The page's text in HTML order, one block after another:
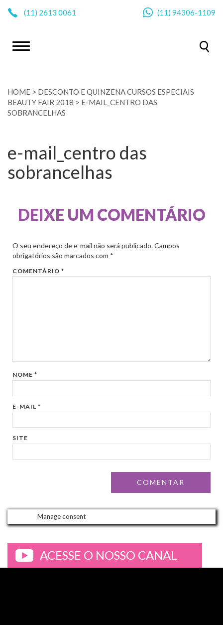
(11) 2613 0061 (11) 94306-1109
HOME > DESCONTO E QUINZENA CURSOS ESPECIAIS
BEAUTY FAIR 2018 > E-MAIL_CENTRO DAS
SOBRANCELHAS
e-mail_centro das
sobrancelhas
DEIXE UM COMENTÁRIO
O seu endereço de e-mail não será publicado. Campos
obrigatórios são marcados com *
COMENTÁRIO*
NOME*
E-MAIL*
SITE
Manage consent
ACESSE O NOSSO CANAL